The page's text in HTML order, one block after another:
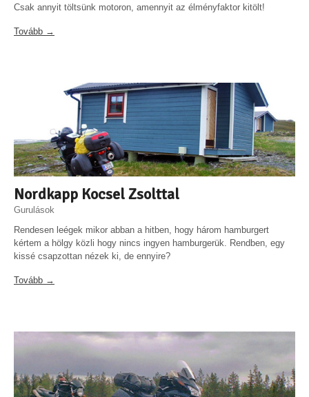
Csak annyit töltsünk motoron, amennyit az élményfaktor kitölt!
Tovább →
Nordkapp Kocsel Zsolttal
Gurulások
Rendesen leégek mikor abban a hitben, hogy három hamburgert
kértem a hölgy közli hogy nincs ingyen hamburgerük. Rendben, egy
kissé csapzottan nézek ki, de ennyire?
Tovább →